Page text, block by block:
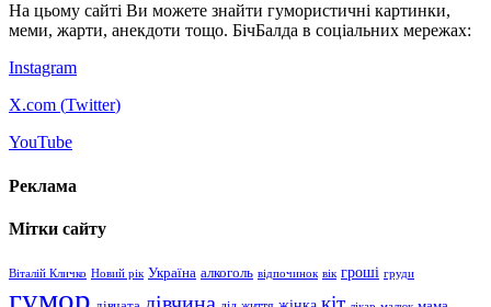
На цьому сайті Ви можете знайти гумористичні картинки,
меми, жарти, анекдоти тощо. БічБалда в соціальних мережах:
Instagram
X.com (Twitter)
YouTube
Реклама
Мітки сайту
Віталій Кличко Новий рік Україна алкоголь відпочинок вік гроші груди
гумор